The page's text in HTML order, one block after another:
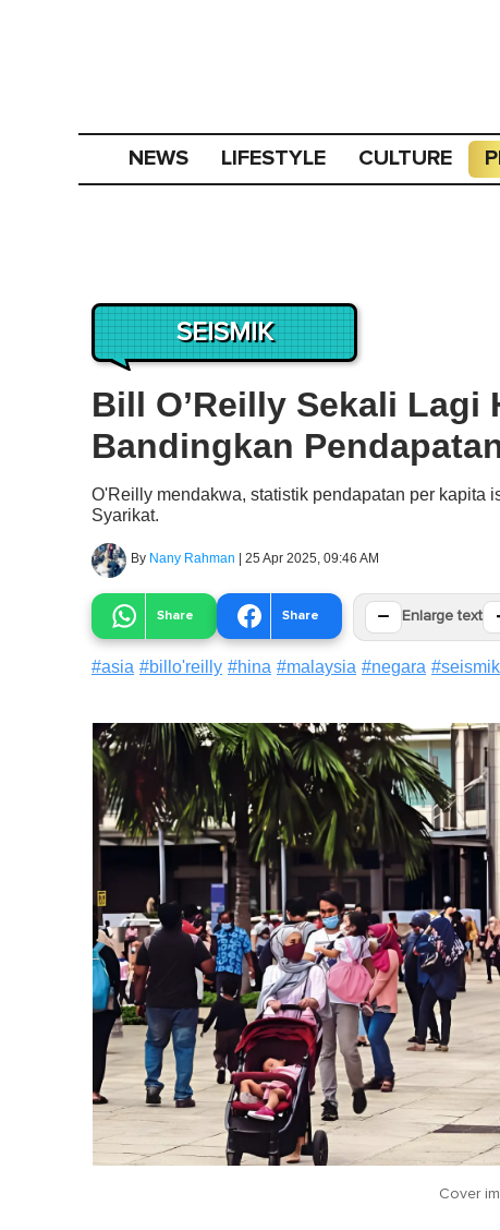
NEWS LIFESTYLE CULTURE
SEISMIK
Bill O’Reilly Sekali Lagi
Bandingkan
O'Reilly mendakwa, statistik pendapatan per kapita
Syarikat.
By Nany Rahman | 25 Apr 2025, 09:46 AM
Share Share − Enlarge text
#asia #billo'reilly #hina #malaysia #negara #seismik
Cover